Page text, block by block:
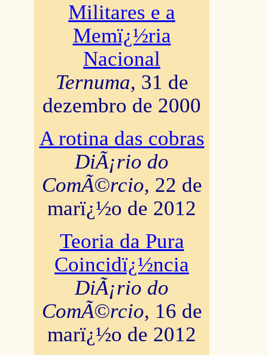
Militares e a
Memï¿½ria
Nacional
Ternuma, 31 de
dezembro de 2000
A rotina das cobras
DiÃ¡rio do
ComÃ©rcio, 22 de
marï¿½o de 2012
Teoria da Pura
Coincidï¿½ncia
DiÃ¡rio do
ComÃ©rcio, 16 de
marï¿½o de 2012